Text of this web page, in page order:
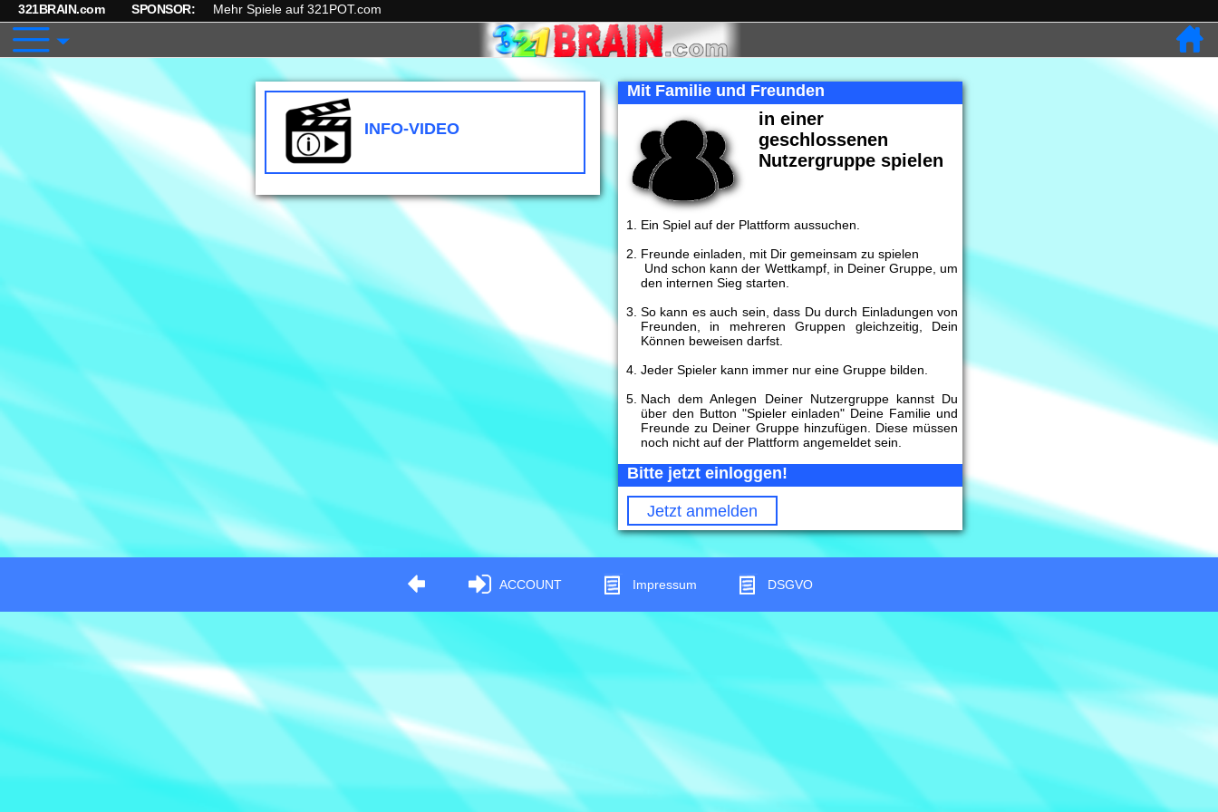
321BRAIN.com SPONSOR: Mehr Spiele auf 321POT.com
INFO-VIDEO
INFO-VIDEO
Mit Familie und Freunden
in einer
geschlossenen
Nutzergruppe spielen
Ein Spiel auf der Plattform aussuchen.
Freunde einladen, mit Dir gemeinsam zu spielen
Und schon kann der Wettkampf, in Deiner Gruppe, um
den internen Sieg starten.
So kann es auch sein, dass Du durch Einladungen von
Freunden, in mehreren Gruppen gleichzeitig, Dein
Können beweisen darfst.
Jeder Spieler kann immer nur eine Gruppe bilden.
Nach dem Anlegen Deiner Nutzergruppe kannst Du
über den Button "Spieler einladen" Deine Familie und
Freunde zu Deiner Gruppe hinzufügen. Diese müssen
noch nicht auf der Plattform angemeldet sein.
Bitte jetzt einloggen!
Jetzt anmelden
ACCOUNT Impressum DSGVO